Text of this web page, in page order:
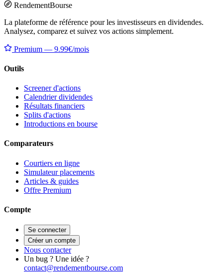
RendementBourse
La plateforme de référence pour les investisseurs en dividendes.
Analysez, comparez et suivez vos actions simplement.
Premium — 9.99€/mois
Outils
Screener d'actions
Calendrier dividendes
Résultats financiers
Splits d'actions
Introductions en bourse
Comparateurs
Courtiers en ligne
Simulateur placements
Articles & guides
Offre Premium
Compte
Se connecter
Créer un compte
Nous contacter
Un bug ? Une idée ?
contact@rendementbourse.com